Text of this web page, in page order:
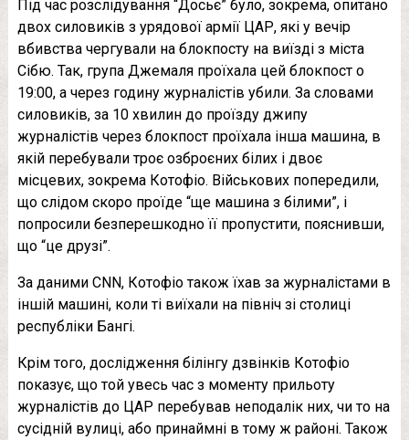
Під час розслідування “Досьє” було, зокрема, опитано
двох силовиків з урядової армії ЦАР, які у вечір
вбивства чергували на блокпосту на виїзді з міста
Сібю. Так, група Джемаля проїхала цей блокпост о
19:00, а через годину журналістів убили. За словами
силовиків, за 10 хвилин до проїзду джипу
журналістів через блокпост проїхала інша машина, в
якій перебували троє озброєних білих і двоє
місцевих, зокрема Котофіо. Військових попередили,
що слідом скоро проїде “ще машина з білими”, і
попросили безперешкодно її пропустити, пояснивши,
що “це друзі”.
За даними CNN, Котофіо також їхав за журналістами в
іншій машині, коли ті виїхали на північ зі столиці
республіки Бангі.
Крім того, дослідження білінгу дзвінків Котофіо
показує, що той увесь час з моменту прильоту
журналістів до ЦАР перебував неподалік них, чи то на
сусідній вулиці, або принаймні в тому ж районі. Також